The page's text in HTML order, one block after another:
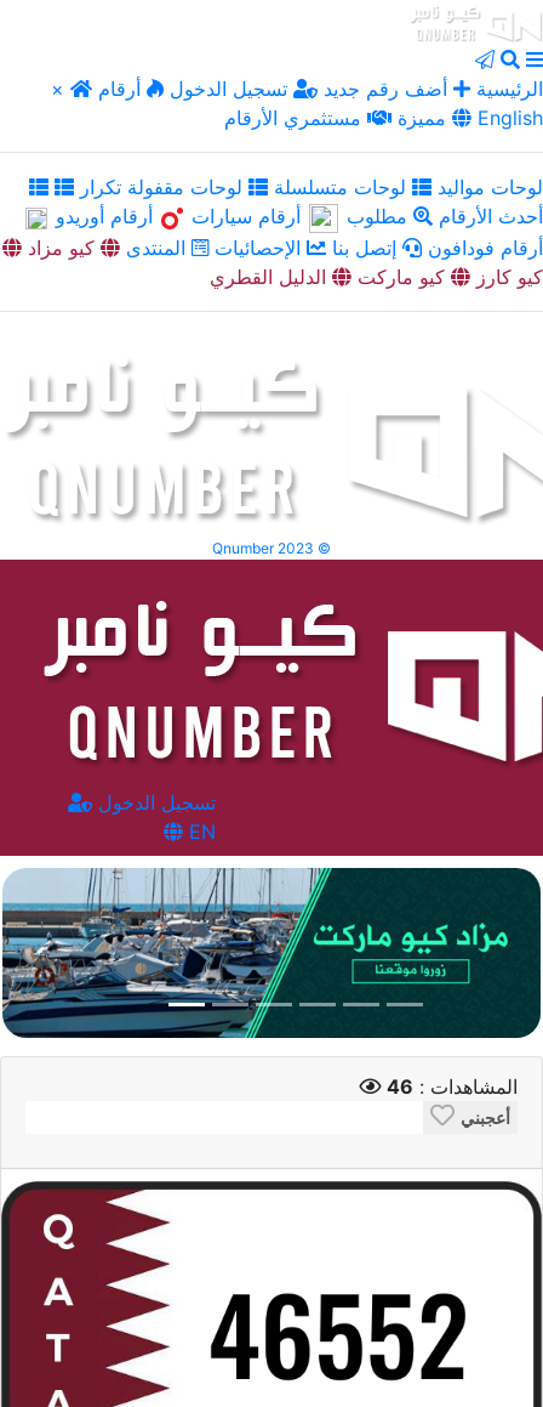
× الرئيسية أضف رقم جديد تسجيل الدخول
أرقام
مميزة
مستثمري الأرقام English
لوحات مواليد لوحات متسلسلة
لوحات مقفولة تكرار
أحدث الأرقام
مطلوب أرقام سيارات
أرقام أوريدو
أرقام فودافون
إتصل بنا الإحصائيات المنتدى
كيو مزاد
كيو كارز
كيو ماركت الدليل القطري
Qnumber 2023 ©
تسجيل الدخول
EN